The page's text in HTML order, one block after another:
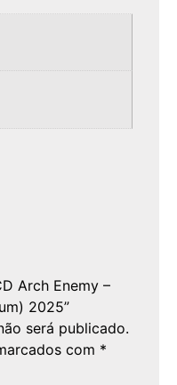
Arch Enemy –
2025”
será publicado.
com *